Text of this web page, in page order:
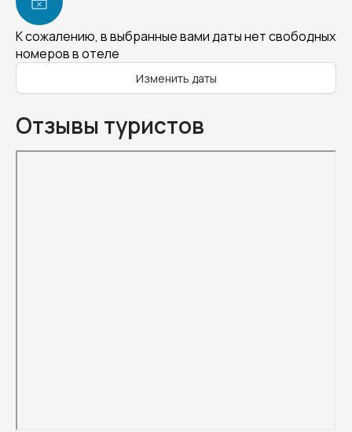
К сожалению, в выбранные вами даты нет свободных
номеров в отеле
Изменить даты
Отзывы туристов